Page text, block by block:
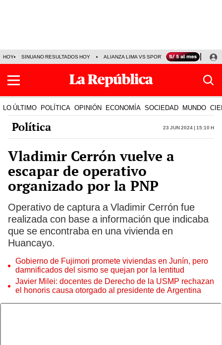
HOY SINUANO RESULTADOS HOY ALIANZA LIMA VS SPORT BOYS JORGE
LO ÚLTIMO POLÍTICA OPINIÓN ECONOMÍA SOCIEDAD MUNDO
Política 23 Jun 2024 | 15:10 h
Vladimir Cerrón vuelve a
escapar de operativo
organizado por la PNP
Operativo de captura a Vladimir Cerrón fue
realizada con base a información que indicaba
que se encontraba en una vivienda en
Huancayo.
Gobierno de Fujimori promete viviendas en Junín, pero
damnificados del sismo se quejan por la lentitud
Javier Milei: docentes de Derecho de la USMP rechazan
el honoris causa otorgado al presidente de Argentina